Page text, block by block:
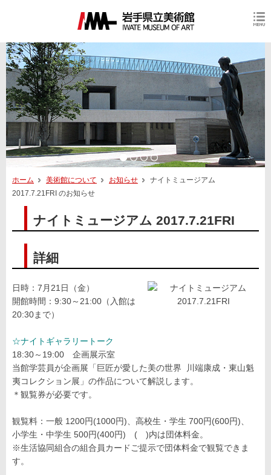
ホーム 美術館について お知らせ
ナイトミュージアム
2017.7.21FRI のお知らせ
ナイトミュージアム 2017.7.21FRI
詳細
日時：7月21日（金）
開館時間：9:30～21:00（入館は
20:30まで）
☆ナイトギャラリートーク
18:30～19:00 企画展示室
当館学芸員が企画展「巨匠が愛した美の世界 川端康成・東山魁
夷コレクション展」の作品について解説します。
＊観覧券が必要です。
観覧料：一般 1200円(1000円)、高校生・学生 700円(600円)、
小学生・中学生 500円(400円) ( )内は団体料金。
※生活協同組合の組合員カードご提示で団体料金で観覧できま
す。